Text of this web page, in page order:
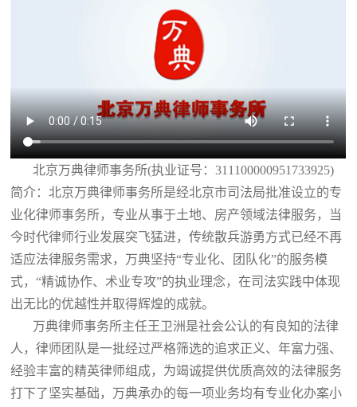
北京万典律师事务所(执业证号：311100000951733925)
简介：北京万典律师事务所是经北京市司法局批准设立的专
业化律师事务所，专业从事于土地、房产领域法律服务，当
今时代律师行业发展突飞猛进，传统散兵游勇方式已经不再
适应法律服务需求，万典坚持“专业化、团队化”的服务模
式，“精诚协作、术业专攻”的执业理念，在司法实践中体现
出无比的优越性并取得辉煌的成就。
万典律师事务所主任王卫洲是社会公认的有良知的法律
人，律师团队是一批经过严格筛选的追求正义、年富力强、
经验丰富的精英律师组成，为竭诚提供优质高效的法律服务
打下了坚实基础，万典承办的每一项业务均有专业化办案小